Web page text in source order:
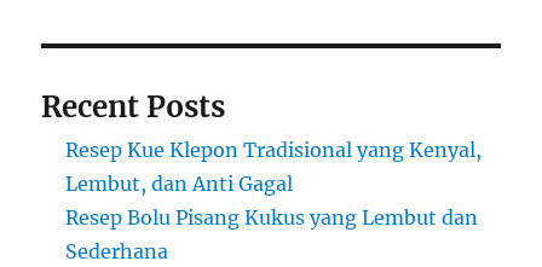
Recent Posts
Resep Kue Klepon Tradisional yang Kenyal,
Lembut, dan Anti Gagal
Resep Bolu Pisang Kukus yang Lembut dan
Sederhana